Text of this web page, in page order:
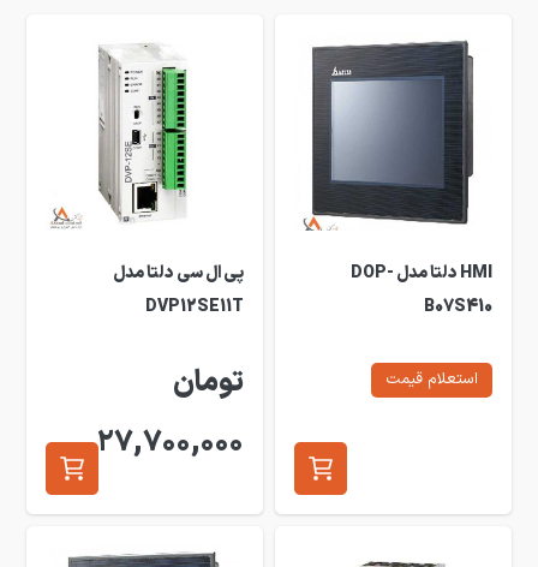
HMI دلتا مدل DOP-
B07S410
استعلام قیمت
پی ال سی دلتا مدل
DVP12SE11T
تومان
27,700,000